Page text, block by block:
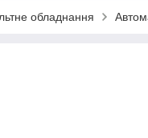
обладнання